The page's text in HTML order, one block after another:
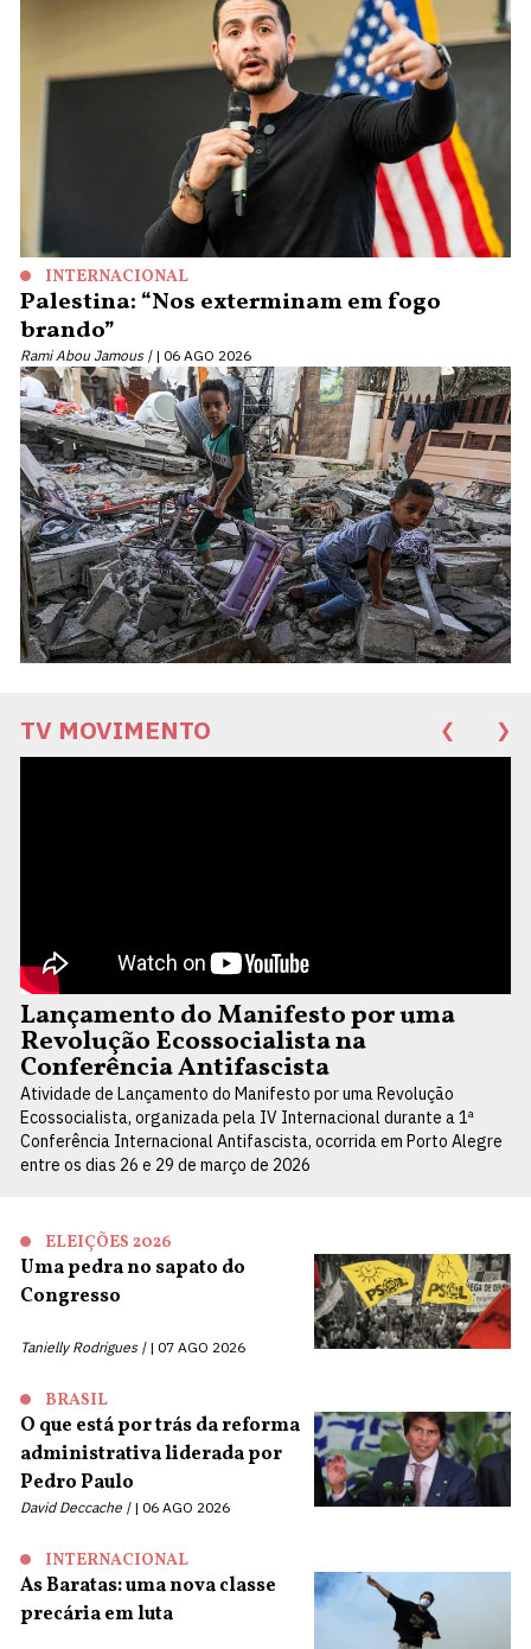
INTERNACIONAL
Palestina: “Nos exterminam em fogo
brando”
Rami Abou Jamous | 06 AGO 2026
TV MOVIMENTO ❮ ❯
Lançamento do Manifesto por uma
Revolução Ecossocialista na
Conferência Antifascista
Atividade de Lançamento do Manifesto por uma Revolução
Ecossocialista, organizada pela IV Internacional durante a 1ª
Conferência Internacional Antifascista, ocorrida em Porto Alegre
entre os dias 26 e 29 de março de 2026
ELEIÇÕES 2026
Uma pedra no sapato do
Congresso
Tanielly Rodrigues | 07 AGO 2026
BRASIL
O que está por trás da reforma
administrativa liderada por
Pedro Paulo
David Deccache | 06 AGO 2026
INTERNACIONAL
As Baratas: uma nova classe
precária em luta